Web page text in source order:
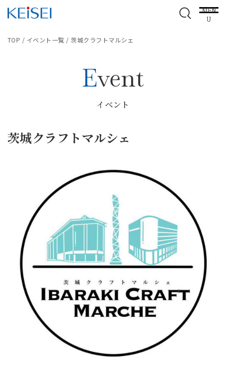
MEN
U
TOP / イベント一覧 /茨城クラフトマルシェ
Event
イベント
茨城クラフトマルシェ